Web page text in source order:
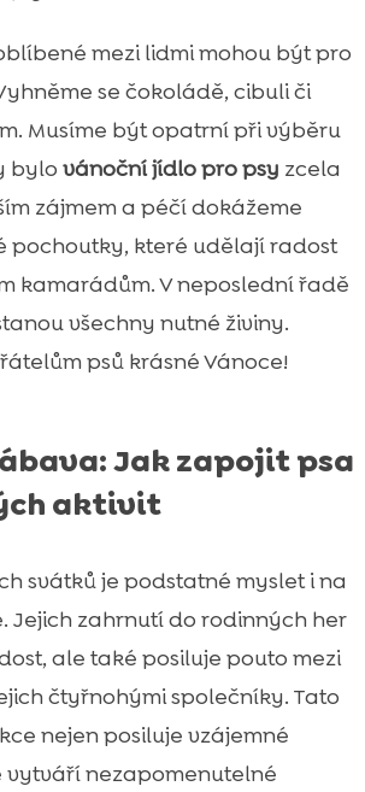
mezi lidmi mohou být pro
se čokoládě, cibuli či
Musíme být opatrní při výběru
bylo vánoční jídlo pro psy zcela
zájmem a péčí dokážeme
pochoutky, které udělají radost
kamarádům. V neposlední řadě
všechny nutné živiny.
psů krásné Vánoce!
Jak zapojit psa
aktivit
svátků je podstatné myslet i na
Jejich zahrnutí do rodinných her
ale také posiluje pouto mezi
čtyřnohými společníky. Tato
nejen posiluje vzájemné
vytváří nezapomenutelné